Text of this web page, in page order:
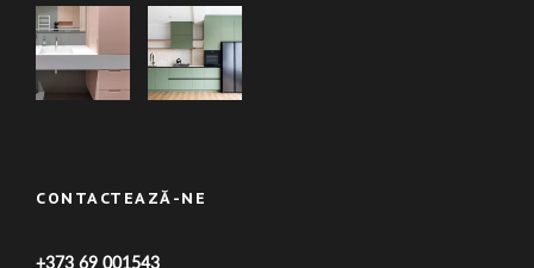
CONTACTEAZĂ-NE
+373 69 001543